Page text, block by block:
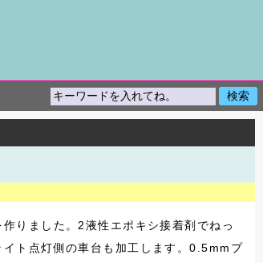
りました。2液性エポキシ接着剤でねっ
ト点灯側の車台も加工します。0.5mmプ